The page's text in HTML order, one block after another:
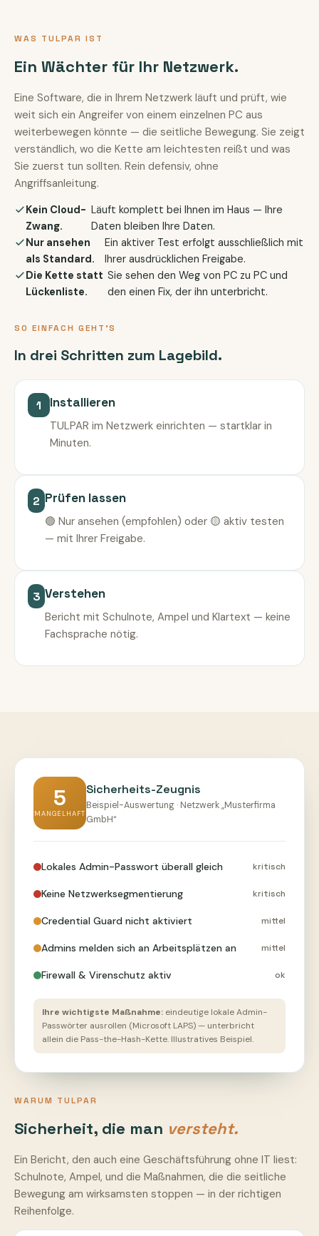
WAS TULPAR IST
Ein Wächter für Ihr Netzwerk.
Eine Software, die in Ihrem Netzwerk läuft und prüft, wie
weit sich ein Angreifer von einem einzelnen PC aus
weiterbewegen könnte — die seitliche Bewegung. Sie zeigt
verständlich, wo die Kette am leichtesten reißt und was
Sie zuerst tun sollten. Rein defensiv, ohne
Angriffsanleitung.
Kein Cloud-
Zwang.
Läuft komplett bei Ihnen im Haus — Ihre
Daten bleiben Ihre Daten.
Nur ansehen
als Standard.
Ein aktiver Test erfolgt ausschließlich mit
Ihrer ausdrücklichen Freigabe.
Die Kette statt
Lückenliste.
Sie sehen den Weg von PC zu PC und
den einen Fix, der ihn unterbricht.
SO EINFACH GEHT'S
In drei Schritten zum Lagebild.
1 Installieren
TULPAR im Netzwerk einrichten — startklar in
Minuten.
2 Prüfen lassen
🟢 Nur ansehen (empfohlen) oder 🟡 aktiv testen
— mit Ihrer Freigabe.
3 Verstehen
Bericht mit Schulnote, Ampel und Klartext — keine
Fachsprache nötig.
5
MANGELHAFT
Sicherheits-Zeugnis
Beispiel-Auswertung · Netzwerk „Musterfirma
GmbH“
Lokales Admin-Passwort überall gleich kritisch
Keine Netzwerksegmentierung kritisch
Credential Guard nicht aktiviert mittel
Admins melden sich an Arbeitsplätzen an mittel
Firewall & Virenschutz aktiv ok
Ihre wichtigste Maßnahme: eindeutige lokale Admin-
Passwörter ausrollen (Microsoft LAPS) — unterbricht
allein die Pass-the-Hash-Kette. Illustratives Beispiel.
WARUM TULPAR
Sicherheit, die man versteht.
Ein Bericht, den auch eine Geschäftsführung ohne IT liest:
Schulnote, Ampel, und die Maßnahmen, die die seitliche
Bewegung am wirksamsten stoppen — in der richtigen
Reihenfolge.